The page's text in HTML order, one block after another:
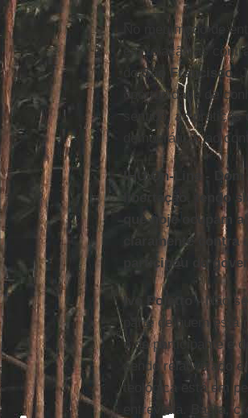
No meu modo de
em relação às
doSão Francisco .
oportunidade de
sentido, as práticas
democrática; ao
IHU On-Line -
libertação, tendo
que hoje ocupam
claramente
participou do
Ivo Poletto - Não
parte de quem está
o de participante e
sendo relativizado
teológica está em
entrevista. Basta,